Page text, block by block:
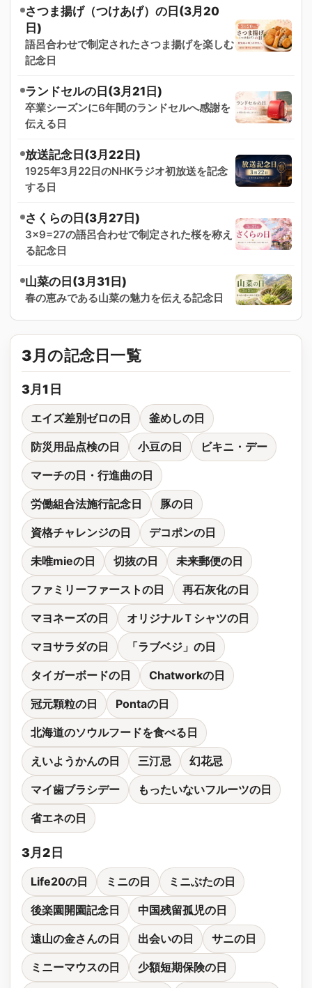
さつま揚げ（つけあげ）の日(3月20
日)
語呂合わせで制定されたさつま揚げを楽しむ
記念日
ランドセルの日(3月21日)
卒業シーズンに6年間のランドセルへ感謝を
伝える日
放送記念日(3月22日)
1925年3月22日のNHKラジオ初放送を記念
する日
さくらの日(3月27日)
3×9=27の語呂合わせで制定された桜を称え
る記念日
山菜の日(3月31日)
春の恵みである山菜の魅力を伝える記念日
3月の記念日一覧
3月1日
エイズ差別ゼロの日 釜めしの日
防災用品点検の日 小豆の日 ビキニ・デー
マーチの日・行進曲の日
労働組合法施行記念日 豚の日
資格チャレンジの日 デコポンの日
未唯mieの日 切抜の日 未来郵便の日
ファミリーファーストの日 再石灰化の日
マヨネーズの日 オリジナルＴシャツの日
マヨサラダの日 「ラブベジ」の日
タイガーボードの日 Chatworkの日
冠元顆粒の日 Pontaの日
北海道のソウルフードを食べる日
えいようかんの日 三汀忌 幻花忌
マイ歯ブラシデー もったいないフルーツの日
省エネの日
3月2日
Life20の日 ミニの日 ミニぶたの日
後楽園開園記念日 中国残留孤児の日
遠山の金さんの日 出会いの日 サニの日
ミニーマウスの日 少額短期保険の日